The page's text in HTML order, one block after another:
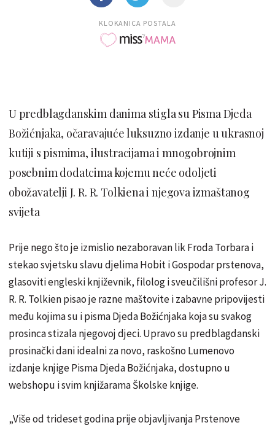
KLOKANICA POSTALA
U predblagdanskim danima stigla su Pisma Djeda
Božićnjaka, očaravajuće luksuzno izdanje u ukrasnoj
kutiji s pismima, ilustracijama i mnogobrojnim
posebnim dodatcima kojemu neće odoljeti
obožavatelji J. R. R. Tolkiena i njegova izmaštanog
svijeta
Prije nego što je izmislio nezaboravan lik Froda Torbara i
stekao svjetsku slavu djelima Hobit i Gospodar prstenova,
glasoviti engleski književnik, filolog i sveučilišni profesor J.
R. R. Tolkien pisao je razne maštovite i zabavne pripovijesti
među kojima su i pisma Djeda Božićnjaka koja su svakog
prosinca stizala njegovoj djeci. Upravo su predblagdanski
prosinački dani idealni za novo, raskošno Lumenovo
izdanje knjige Pisma Djeda Božićnjaka, dostupno u
webshopu i svim knjižarama Školske knjige.
„Više od trideset godina prije objavljivanja Prstenove